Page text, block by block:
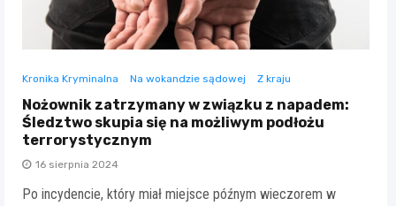
Kronika Kryminalna Na wokandzie sądowej Z kraju
Nożownik zatrzymany w związku z napadem:
Śledztwo skupia się na możliwym podłożu
terrorystycznym
16 sierpnia 2024
Po incydencie, który miał miejsce późnym wieczorem w